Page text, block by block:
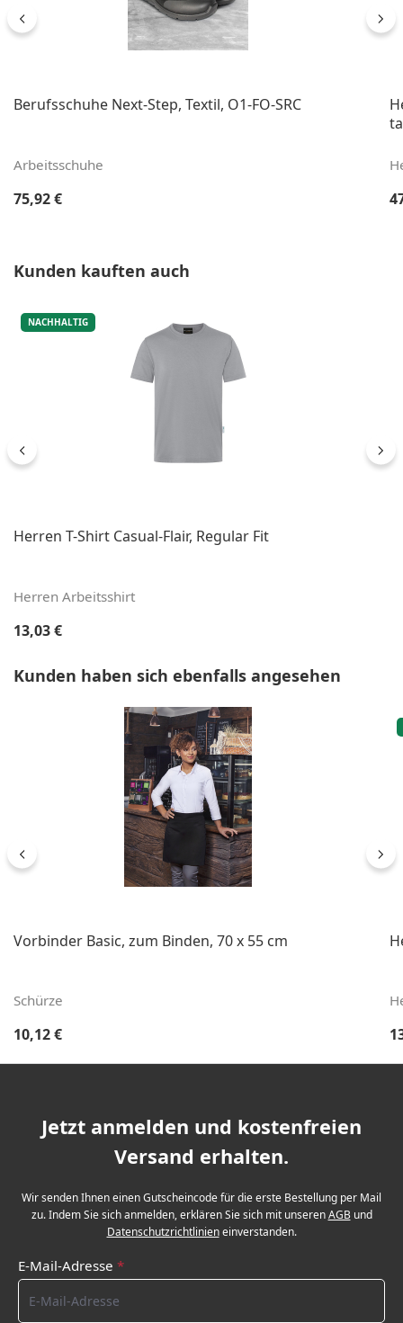
Berufsschuhe Next-Step, Textil, O1-FO-SRC
Arbeitsschuhe
Regulärer Preis:
75,92 €
Produktgalerie überspringen
Kunden kauften auch
NACHHALTIG
Herren T-Shirt Casual-Flair, Regular Fit
Herren Arbeitsshirt
Regulärer Preis:
13,03 €
Produktgalerie überspringen
Kunden haben sich ebenfalls angesehen
Vorbinder Basic, zum Binden, 70 x 55 cm
Schürze
Regulärer Preis:
10,12 €
Jetzt anmelden und kostenfreien
Versand erhalten.
Wir senden Ihnen einen Gutscheincode für die erste Bestellung per Mail
zu. Indem Sie sich anmelden, erklären Sie sich mit unserenAGBund
Datenschutzrichtlinieneinverstanden.
E-Mail-Adresse *